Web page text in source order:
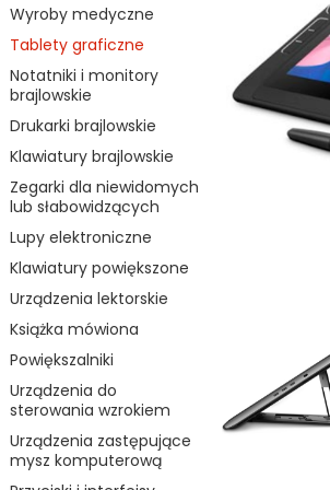
Wyroby medyczne
Tablety graficzne
Notatniki i monitory
brajlowskie
Drukarki brajlowskie
Klawiatury brajlowskie
Zegarki dla niewidomych
lub słabowidzących
Lupy elektroniczne
Klawiatury powiększone
Urządzenia lektorskie
Książka mówiona
Powiększalniki
Urządzenia do
sterowania wzrokiem
Urządzenia zastępujące
mysz komputerową